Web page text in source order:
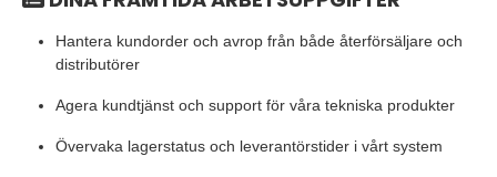
Hantera kundorder och avrop från både återförsäljare och
distributörer
Agera kundtjänst och support för våra tekniska produkter
Övervaka lagerstatus och leverantörstider i vårt system